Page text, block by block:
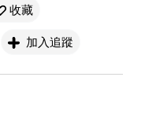
收藏
加入追蹤